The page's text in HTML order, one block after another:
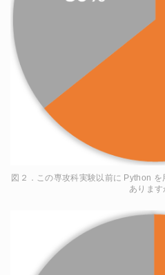
図２．この専攻科実験以前に Python
あります